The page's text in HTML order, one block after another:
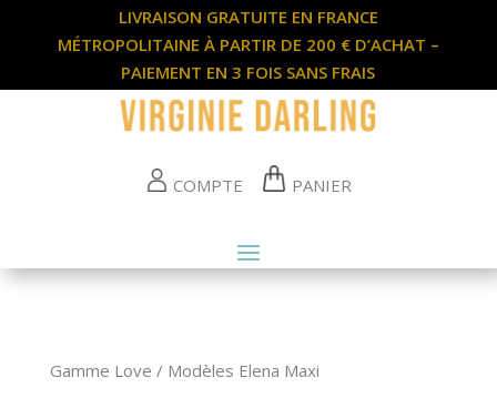
LIVRAISON GRATUITE EN FRANCE
MÉTROPOLITAINE À PARTIR DE 200 € D’ACHAT –
PAIEMENT EN 3 FOIS SANS FRAIS
COMPTE PANIER
Gamme Love / Modèles Elena Maxi